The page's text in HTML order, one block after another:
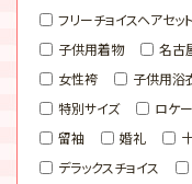
フリーチョイスヘアセット
子供用着物
名古
女性袴
子供用浴
特別サイズ
ロケ
留袖
婚礼
デラックスチョイス